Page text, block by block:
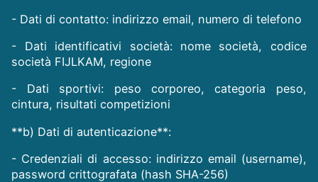
- Dati di contatto: indirizzo email, numero di telefono
- Dati identificativi società: nome società, codice
società FIJLKAM, regione
- Dati sportivi: peso corporeo, categoria peso,
cintura, risultati competizioni
**b) Dati di autenticazione**:
- Credenziali di accesso: indirizzo email (username),
password crittografata (hash SHA-256)